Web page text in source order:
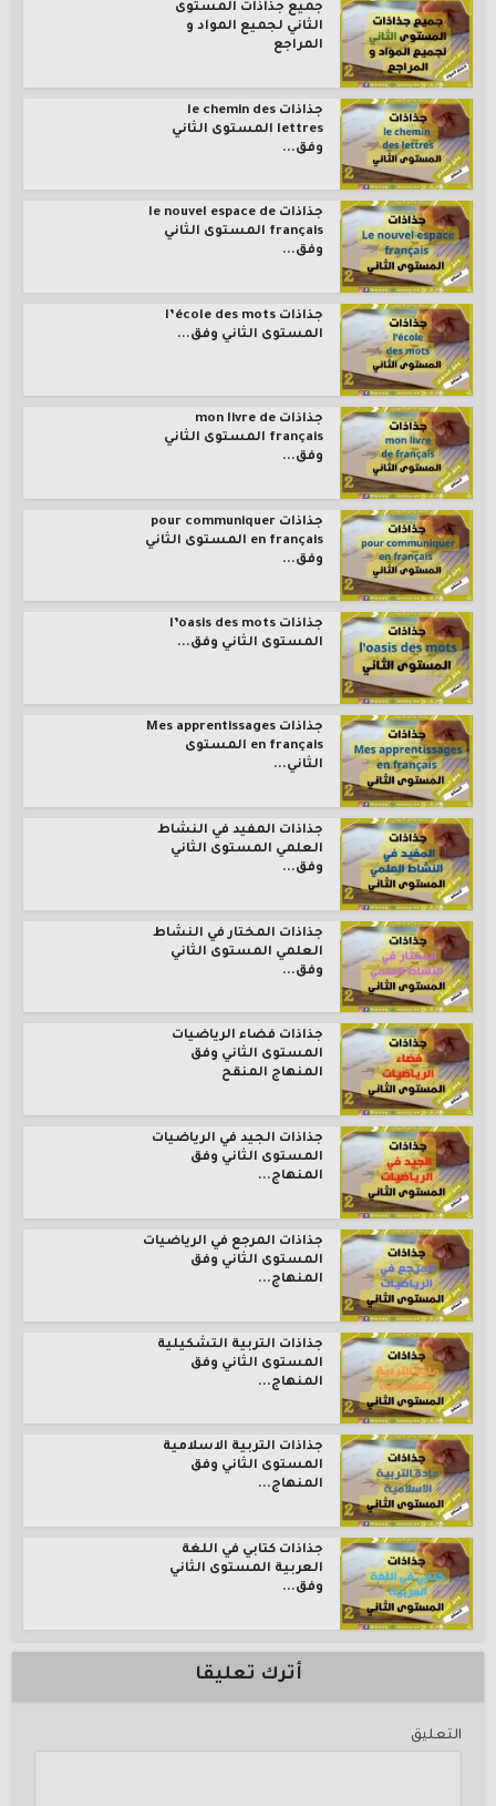
جميع جذاذات المستوى
الثاني لجميع المواد و
المراجع
جذاذات le chemin des
lettres المستوى الثاني
وفق...
جذاذات le nouvel espace de
français المستوى الثاني
وفق...
جذاذات l’école des mots
المستوى الثاني وفق...
جذاذات mon livre de
français المستوى الثاني
وفق...
جذاذات pour communiquer
en français المستوى الثاني
وفق...
جذاذات l’oasis des mots
المستوى الثاني وفق...
جذاذات Mes apprentissages
en français المستوى
الثاني...
جذاذات المفيد في النشاط
العلمي المستوى الثاني
وفق...
جذاذات المختار في النشاط
العلمي المستوى الثاني
وفق...
جذاذات فضاء الرياضيات
المستوى الثاني وفق
المنهاج المنقح
جذاذات الجيد في الرياضيات
المستوى الثاني وفق
المنهاج...
جذاذات المرجع في الرياضيات
المستوى الثاني وفق
المنهاج...
جذاذات التربية التشكيلية
المستوى الثاني وفق
المنهاج...
جذاذات التربية الاسلامية
المستوى الثاني وفق
المنهاج...
جذاذات كتابي في اللغة
العربية المستوى الثاني
وفق...
أترك تعليقا
التعليق